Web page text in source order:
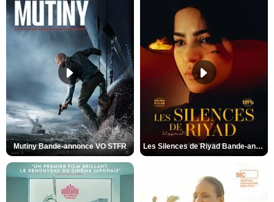
Mutiny Bande-annonce VO STFR Les Silences de Riyad Bande-annonce VO STFR